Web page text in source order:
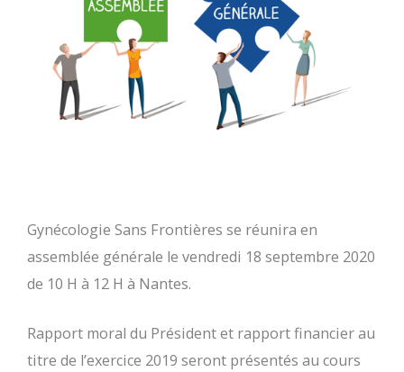
Gynécologie Sans Frontières se réunira en
assemblée générale le vendredi 18 septembre 2020
de 10 H à 12 H à Nantes.
Rapport moral du Président et rapport financier au
titre de l’exercice 2019 seront présentés au cours